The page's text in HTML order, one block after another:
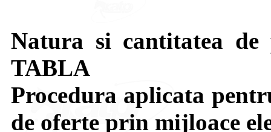
Natura si cantitatea de
TABLA
Procedura aplicata
de oferte prin mijloace